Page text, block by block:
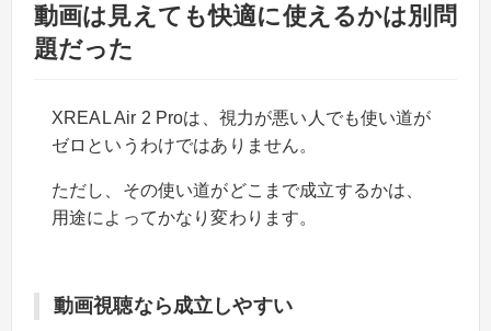
動画は見えても快適に使えるかは別問
題だった
XREAL Air 2 Proは、視力が悪い人でも使い道が
ゼロというわけではありません。
ただし、その使い道がどこまで成立するかは、
用途によってかなり変わります。
動画視聴なら成立しやすい